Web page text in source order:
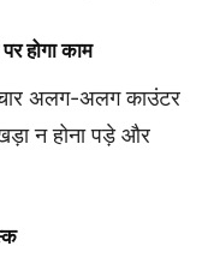
होगा काम
चार अलग-अलग काउंटर
न होना पड़े और